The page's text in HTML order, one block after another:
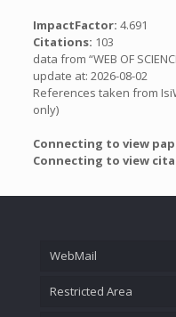
ImpactFactor: 4.691
Citations: 103
data from “WEB OF
update at: 2026-08-02
References taken from
only)
Connecting to view
Connecting to view
WebMail
Restricted Area